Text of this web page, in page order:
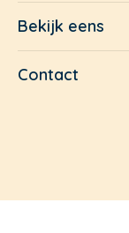
Bekijk eens
Contact